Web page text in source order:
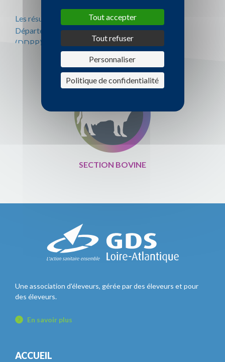
Les résultats positifs sont gérés par la Direction
Départementale de la Protection des Populations
(DDPP).
SECTION BOVINE
Une association d'éleveurs, gérée par des éleveurs et pour
des éleveurs.
En savoir plus
ACCUEIL
Tout accepter
Tout refuser
Personnaliser
Politique de confidentialité